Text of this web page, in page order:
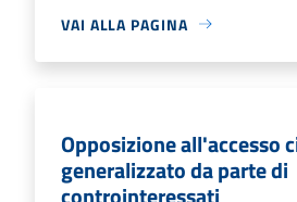
VAI ALLA PAGINA
Opposizione all'accesso
generalizzato da parte di